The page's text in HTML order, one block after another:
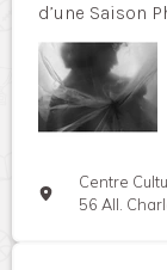
d’une Saison
Centre
56 All.